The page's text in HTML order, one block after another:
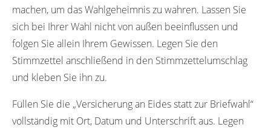
machen, um das Wahlgeheimnis zu wahren. Lassen Sie
sich bei Ihrer Wahl nicht von außen beeinflussen und
folgen Sie allein Ihrem Gewissen. Legen Sie den
Stimmzettel anschließend in den Stimmzettelumschlag
und kleben Sie ihn zu.
Füllen Sie die „Versicherung an Eides statt zur Briefwahl“
vollständig mit Ort, Datum und Unterschrift aus. Legen